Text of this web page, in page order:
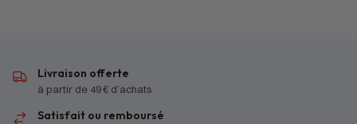
Livraison offerte
à partir de 49 € d’achats
Satisfait ou remboursé